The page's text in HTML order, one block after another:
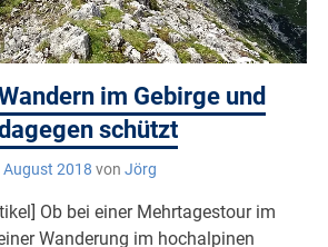
im Gebirge und
schützt
August 2018 von Jörg
Ob bei einer Mehrtagestour im
Wanderung im hochalpinen